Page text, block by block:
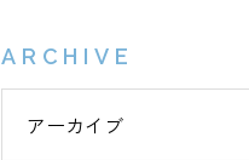
ARCHIVE